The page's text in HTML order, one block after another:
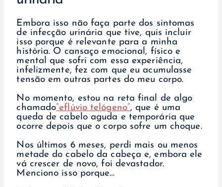
Embora isso não faça parte dos sintomas
de infecção urinária que tive, quis incluir
isso porque é relevante para a minha
história. O cansaço emocional, físico e
mental que sofri com essa experiência,
infelizmente, fez com que eu acumulasse
tensão em outras partes do meu corpo.
No momento, estou na reta final de algo
chamado“eflúvio telógeno”, que é uma
queda de cabelo aguda e temporária que
ocorre depois que o corpo sofre um choque.
Nos últimos 6 meses, perdi mais ou menos
metade do cabelo da cabeça e, embora ele
vá crescer de novo, foi devastador.
Menciono isso porque…